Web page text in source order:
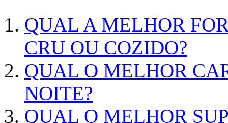
QUAL A MELHOR
CRU OU COZIDO?
QUAL O MELHOR
NOITE?
QUAL O MELHOR